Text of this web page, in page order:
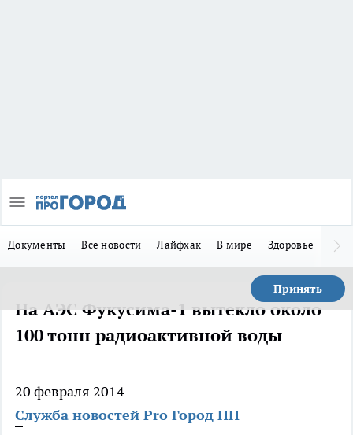
Документы Все новости Лайфхак В мире Здоровье
Принять
На АЭС Фукусима-1 вытекло около
100 тонн радиоактивной воды
20 февраля 2014
Служба новостей Pro Город НН